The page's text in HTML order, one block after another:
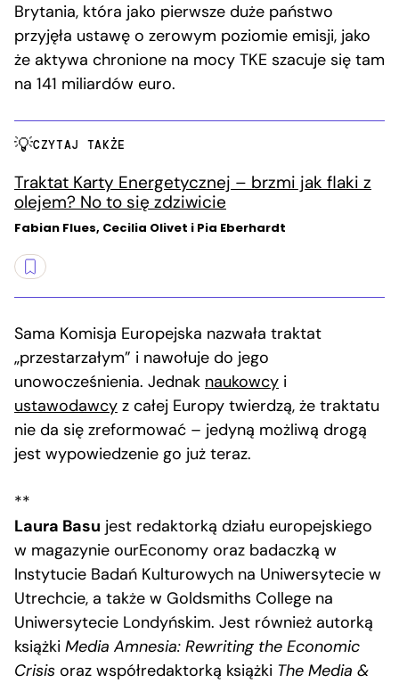
Brytania, która jako pierwsze duże państwo
przyjęła ustawę o zerowym poziomie emisji, jako
że aktywa chronione na mocy TKE szacuje się tam
na 141 miliardów euro.
CZYTAJ TAKŻE
Traktat Karty Energetycznej – brzmi jak flaki z
olejem? No to się zdziwicie
Fabian Flues, Cecilia Olivet i Pia Eberhardt
Sama Komisja Europejska nazwała traktat
„przestarzałym” i nawołuje do jego
unowocześnienia. Jednak naukowcy i
ustawodawcy z całej Europy twierdzą, że traktatu
nie da się zreformować – jedyną możliwą drogą
jest wypowiedzenie go już teraz.
**
Laura Basu jest redaktorką działu europejskiego
w magazynie ourEconomy oraz badaczką w
Instytucie Badań Kulturowych na Uniwersytecie w
Utrechcie, a także w Goldsmiths College na
Uniwersytecie Londyńskim. Jest również autorką
książki Media Amnesia: Rewriting the Economic
Crisis oraz współredaktorką książki The Media &